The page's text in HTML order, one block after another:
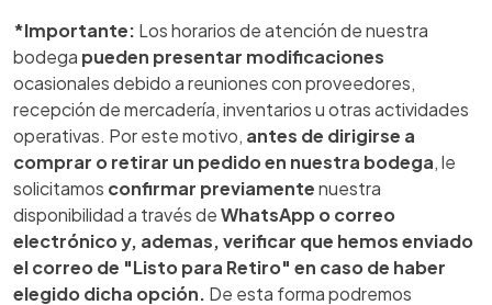
*Importante: Los horarios de atención de nuestra
bodega pueden presentar modificaciones
ocasionales debido a reuniones con proveedores,
recepción de mercadería, inventarios u otras actividades
operativas. Por este motivo, antes de dirigirse a
comprar o retirar un pedido en nuestra bodega, le
solicitamos confirmar previamentenuestra
disponibilidad a través deWhatsApp o correo
electrónicoy, ademas, verificar que hemos enviado
el correo de "Listo para Retiro" en caso de haber
elegido dicha opción. De esta forma podremos